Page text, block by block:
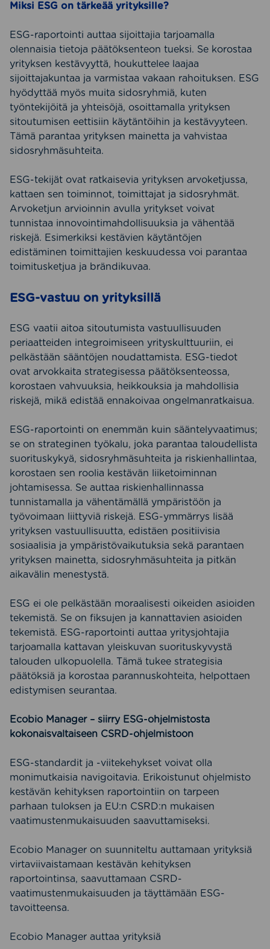
Miksi ESG on tärkeää yrityksille?
ESG-raportointi auttaa sijoittajia tarjoamalla
olennaisia tietoja päätöksenteon tueksi. Se korostaa
yrityksen kestävyyttä, houkuttelee laajaa
sijoittajakuntaa ja varmistaa vakaan rahoituksen. ESG
hyödyttää myös muita sidosryhmiä, kuten
työntekijöitä ja yhteisöjä, osoittamalla yrityksen
sitoutumisen eettisiin käytäntöihin ja kestävyyteen.
Tämä parantaa yrityksen mainetta ja vahvistaa
sidosryhmäsuhteita.
ESG-tekijät ovat ratkaisevia yrityksen arvoketjussa,
kattaen sen toiminnot, toimittajat ja sidosryhmät.
Arvoketjun arvioinnin avulla yritykset voivat
tunnistaa innovointimahdollisuuksia ja vähentää
riskejä. Esimerkiksi kestävien käytäntöjen
edistäminen toimittajien keskuudessa voi parantaa
toimitusketjua ja brändikuvaa.
ESG-vastuu on yrityksillä
ESG vaatii aitoa sitoutumista vastuullisuuden
periaatteiden integroimiseen yrityskulttuuriin, ei
pelkästään sääntöjen noudattamista. ESG-tiedot
ovat arvokkaita strategisessa päätöksenteossa,
korostaen vahvuuksia, heikkouksia ja mahdollisia
riskejä, mikä edistää ennakoivaa ongelmanratkaisua.
ESG-raportointi on enemmän kuin sääntelyvaatimus;
se on strateginen työkalu, joka parantaa taloudellista
suorituskykyä, sidosryhmäsuhteita ja riskienhallintaa,
korostaen sen roolia kestävän liiketoiminnan
johtamisessa. Se auttaa riskienhallinnassa
tunnistamalla ja vähentämällä ympäristöön ja
työvoimaan liittyviä riskejä. ESG-ymmärrys lisää
yrityksen vastuullisuutta, edistäen positiivisia
sosiaalisia ja ympäristövaikutuksia sekä parantaen
yrityksen mainetta, sidosryhmäsuhteita ja pitkän
aikavälin menestystä.
ESG ei ole pelkästään moraalisesti oikeiden asioiden
tekemistä. Se on fiksujen ja kannattavien asioiden
tekemistä. ESG-raportointi auttaa yritysjohtajia
tarjoamalla kattavan yleiskuvan suorituskyvystä
talouden ulkopuolella. Tämä tukee strategisia
päätöksiä ja korostaa parannuskohteita, helpottaen
edistymisen seurantaa.
Ecobio Manager – siirry ESG-ohjelmistosta
kokonaisvaltaiseen CSRD-ohjelmistoon
ESG-standardit ja -viitekehykset voivat olla
monimutkaisia navigoitavia. Erikoistunut ohjelmisto
kestävän kehityksen raportointiin on tarpeen
parhaan tuloksen ja EU:n CSRD:n mukaisen
vaatimustenmukaisuuden saavuttamiseksi.
Ecobio Manager on suunniteltu auttamaan yrityksiä
virtaviivaistamaan kestävän kehityksen
raportointinsa, saavuttamaan CSRD-
vaatimustenmukaisuuden ja täyttämään ESG-
tavoitteensa.
Ecobio Manager auttaa yrityksiä